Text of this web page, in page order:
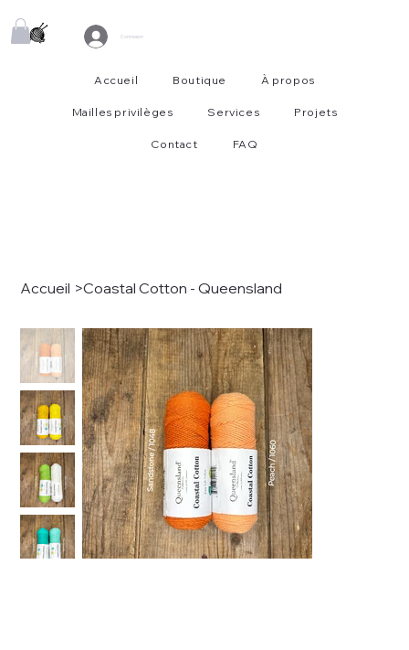
Accueil Boutique À propos
Mailles privilèges Services Projets
Contact FAQ
Connexion
Accueil >Coastal Cotton - Queensland